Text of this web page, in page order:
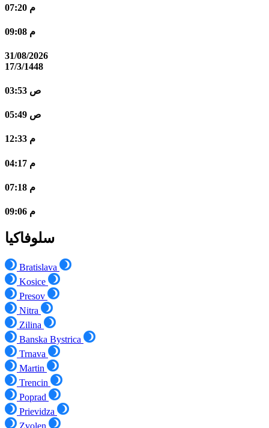
07:20 م
09:08 م
31/08/2026
17/3/1448
03:53 ص
05:49 ص
12:33 م
04:17 م
07:18 م
09:06 م
سلوفاكيا
Bratislava
Kosice
Presov
Nitra
Zilina
Banska Bystrica
Trnava
Martin
Trencin
Poprad
Prievidza